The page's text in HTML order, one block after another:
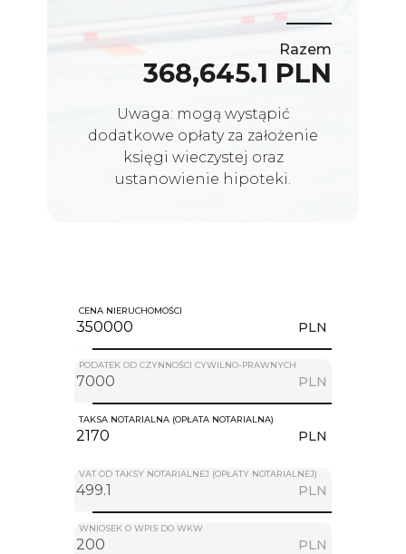
Razem
368,645.1 PLN
Uwaga: mogą wystąpić
dodatkowe opłaty za założenie
księgi wieczystej oraz
ustanowienie hipoteki.
CENA NIERUCHOMOŚCI
PLN
PODATEK OD CZYNNOŚCI CYWILNO-PRAWNYCH
PLN
TAKSA NOTARIALNA (OPŁATA NOTARIALNA)
PLN
VAT OD TAKSY NOTARIALNEJ (OPŁATY NOTARIALNEJ)
PLN
WNIOSEK O WPIS DO WKW
PLN